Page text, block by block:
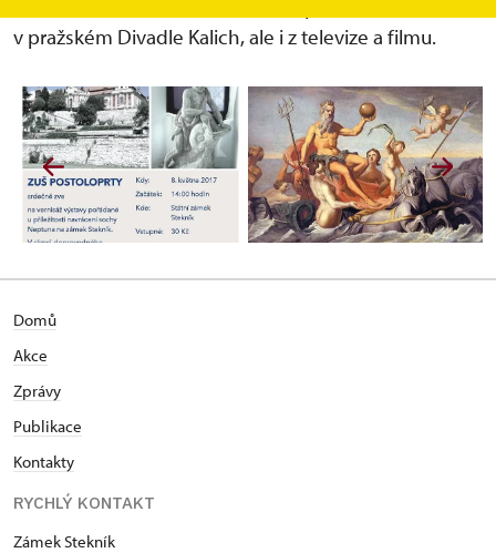
v pražském Divadle Kalich, ale i z televize a filmu.
Domů
Akce
Zprávy
Publikace
Kontakty
RYCHLÝ KONTAKT
Zámek Stekník